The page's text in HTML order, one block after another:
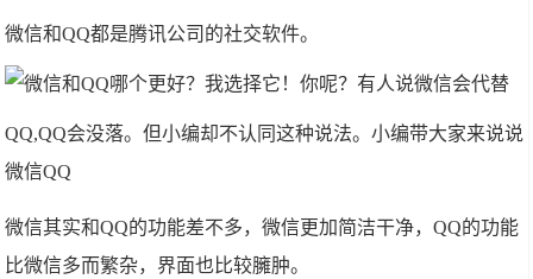
微信和QQ都是腾讯公司的社交软件。
​有人说微信会代替
QQ,QQ会没落。但小编却不认同这种说法。小编带大家来说说
微信QQ
微信其实和QQ的功能差不多，微信更加简洁干净，QQ的功能
比微信多而繁杂，界面也比较臃肿。